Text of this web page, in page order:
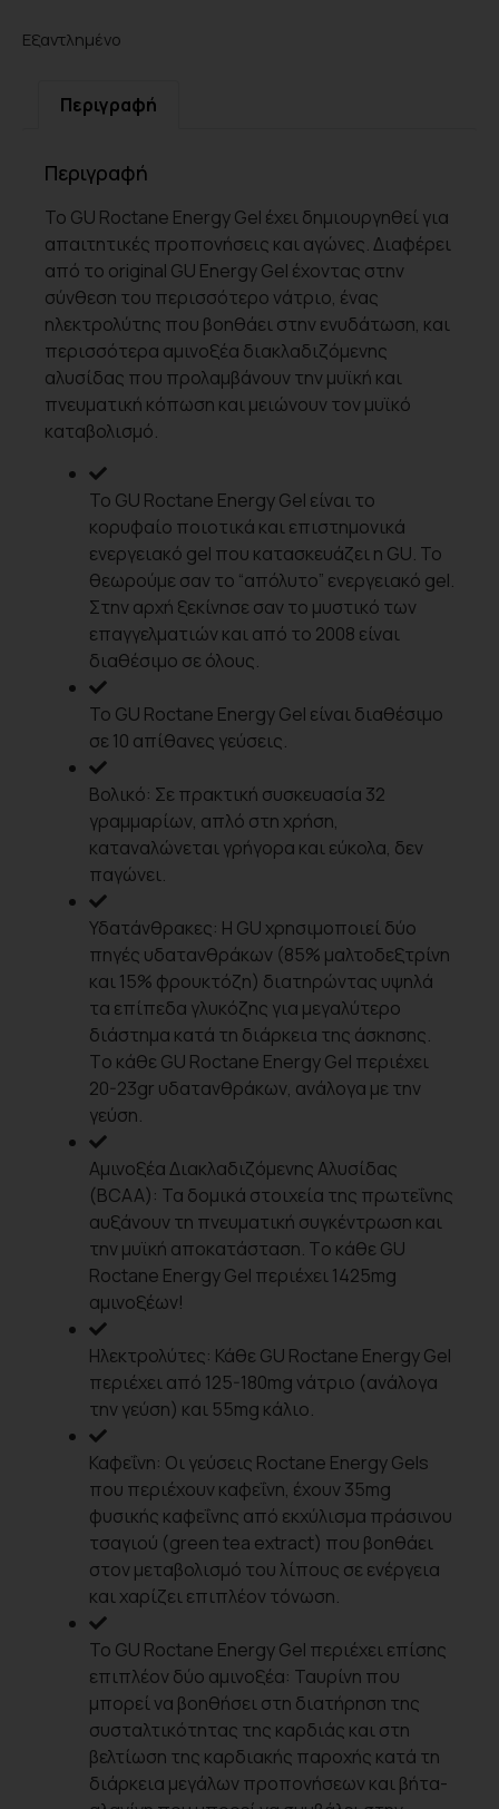
Εξαντλημένο
Περιγραφή
Περιγραφή
Το GU Roctane Energy Gel έχει δημιουργηθεί για
απαιτητικές προπονήσεις και αγώνες. Διαφέρει
από το original GU Energy Gel έχοντας στην
σύνθεση του περισσότερο νάτριο, ένας
ηλεκτρολύτης που βοηθάει στην ενυδάτωση, και
περισσότερα αμινοξέα διακλαδιζόμενης
αλυσίδας που προλαμβάνουν την μυϊκή και
πνευματική κόπωση και μειώνουν τον μυϊκό
καταβολισμό.
Το GU Roctane Energy Gel είναι το
κορυφαίο ποιοτικά και επιστημονικά
ενεργειακό gel που κατασκευάζει η GU. Το
θεωρούμε σαν το “απόλυτο” ενεργειακό gel.
Στην αρχή ξεκίνησε σαν το μυστικό των
επαγγελματιών και από το 2008 είναι
διαθέσιμο σε όλους.
Το GU Roctane Energy Gel είναι διαθέσιμο
σε 10 απίθανες γεύσεις.
Βολικό: Σε πρακτική συσκευασία 32
γραμμαρίων, απλό στη χρήση,
καταναλώνεται γρήγορα και εύκολα, δεν
παγώνει.
Υδατάνθρακες: Η GU χρησιμοποιεί δύο
πηγές υδατανθράκων (85% μαλτοδεξτρίνη
και 15% φρουκτόζη) διατηρώντας υψηλά
τα επίπεδα γλυκόζης για μεγαλύτερο
διάστημα κατά τη διάρκεια της άσκησης.
Tο κάθε GU Roctane Energy Gel περιέχει
20-23gr υδατανθράκων, ανάλογα με την
γεύση.
Αμινοξέα Διακλαδιζόμενης Αλυσίδας
(BCAA): Τα δομικά στοιχεία της πρωτεΐνης
αυξάνουν τη πνευματική συγκέντρωση και
την μυϊκή αποκατάσταση. Tο κάθε GU
Roctane Energy Gel περιέχει 1425mg
αμινοξέων!
Ηλεκτρολύτες: Κάθε GU Roctane Energy Gel
περιέχει από 125-180mg νάτριο (ανάλογα
την γεύση) και 55mg κάλιο.
Καφεΐνη: Οι γεύσεις Roctane Energy Gels
που περιέχουν καφεΐνη, έχουν 35mg
φυσικής καφεΐνης από εκχύλισμα πράσινου
τσαγιού (green tea extract) που βοηθάει
στον μεταβολισμό του λίπους σε ενέργεια
και χαρίζει επιπλέον τόνωση.
Το GU Roctane Energy Gel περιέχει επίσης
επιπλέον δύο αμινοξέα: Ταυρίνη που
μπορεί να βοηθήσει στη διατήρηση της
συσταλτικότητας της καρδιάς και στη
βελτίωση της καρδιακής παροχής κατά τη
διάρκεια μεγάλων προπονήσεων και βήτα-